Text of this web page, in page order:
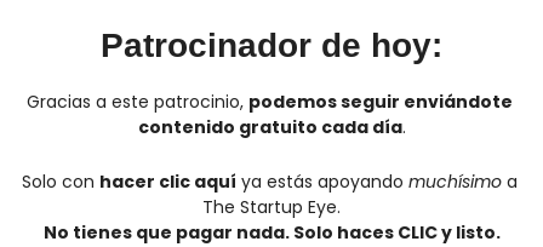
Patrocinador de hoy:
Gracias a este patrocinio, podemos seguir enviándote
contenido gratuito cada día.
Solo con hacer clic aquí ya estás apoyando muchísimo a
The Startup Eye.
No tienes que pagar nada. Solo haces CLIC y listo.